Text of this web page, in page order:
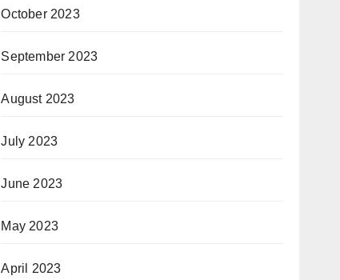
October 2023
September 2023
August 2023
July 2023
June 2023
May 2023
April 2023